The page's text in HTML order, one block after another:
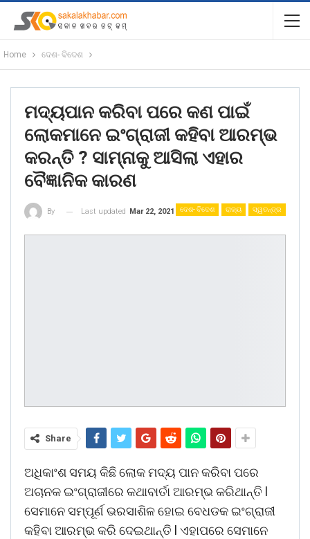
Home ଦେଶ- ବିଦେଶ
ମଦ୍ୟପାନ କରିବା ପରେ କଣ ପାଇଁ
ଲୋକମାନେ ଇଂଗ୍ରାଜୀ କହିବା ଆରମ୍ଭ
କରନ୍ତି ? ସାମ୍ନାକୁ ଆସିଲା ଏହାର
ବୈଜ୍ଞାନିକ କାରଣ
ଦେଶ- ବିଦେଶ ରାଜ୍ୟ ସ୍ୱତନ୍ତ୍ର
By Last updated Mar 22, 2021
Share
ଅଧିକାଂଶ ସମୟ କିଛି ଲୋକ ମଦ୍ୟ ପାନ କରିବା ପରେ
ଅଚାନକ ଇଂଗ୍ରାଜୀରେ କଥାବାର୍ତା ଆରମ୍ଭ କରିଥାନ୍ତି l
ସେମାନେ ସମ୍ପୂର୍ଣ ଭରସାଶିଳ ହୋଇ ବେଧଡକ ଇଂଗ୍ରାଜୀ
କହିବା ଆରମ୍ଭ କରି ଦେଇଥାନ୍ତି l ଏହାପରେ ସେମାନେ